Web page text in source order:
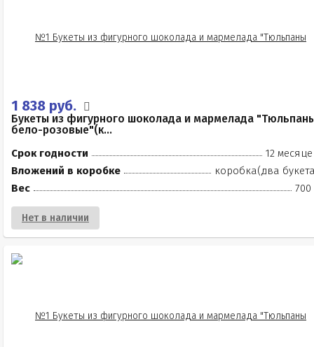
1 838 руб.
Букеты из фигурного шоколада и мармелада
бело-розовые"(к...
Срок годности
12
Вложений в коробке
коробка(два
Вес
700
Нет в наличии